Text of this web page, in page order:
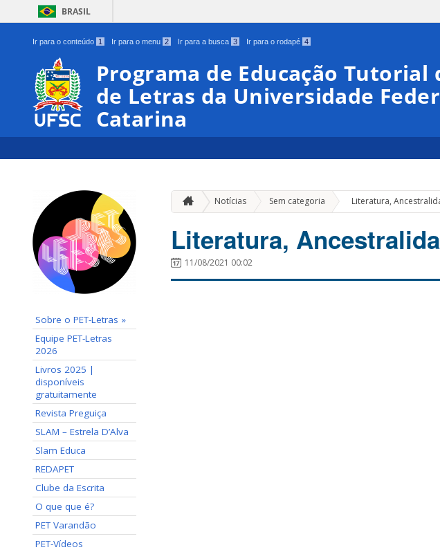
BRASIL
Ir para o conteúdo 1 Ir para o menu 2 Ir para a busca 3 Ir para o rodapé 4
Programa de Educação Tutorial
de Letras da Universidade
Catarina
Sobre o PET-Letras »
Equipe PET-Letras
2026
Livros 2025 |
disponíveis
gratuitamente
Revista Preguiça
SLAM – Estrela D’Alva
Slam Educa
REDAPET
Clube da Escrita
O que que é?
PET Varandão
PET-Vídeos
Notícias Sem categoria » Literatura,
Literatura,
11/08/2021 00:02